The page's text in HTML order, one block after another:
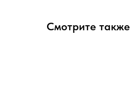
Смотрите также